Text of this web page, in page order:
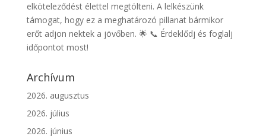
elköteleződést élettel megtölteni. A lelkészünk
támogat, hogy ez a meghatározó pillanat bármikor
erőt adjon nektek a jövőben. 🌟 📞 Érdeklődj és foglalj
időpontot most!
Archívum
2026. augusztus
2026. július
2026. június